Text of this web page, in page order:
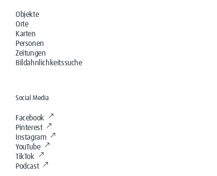
Objekte
Orte
Karten
Personen
Zeitungen
Bildähnlichkeitssuche
Social Media
Facebook
Pinterest
Instagram
YouTube
TikTok
Podcast